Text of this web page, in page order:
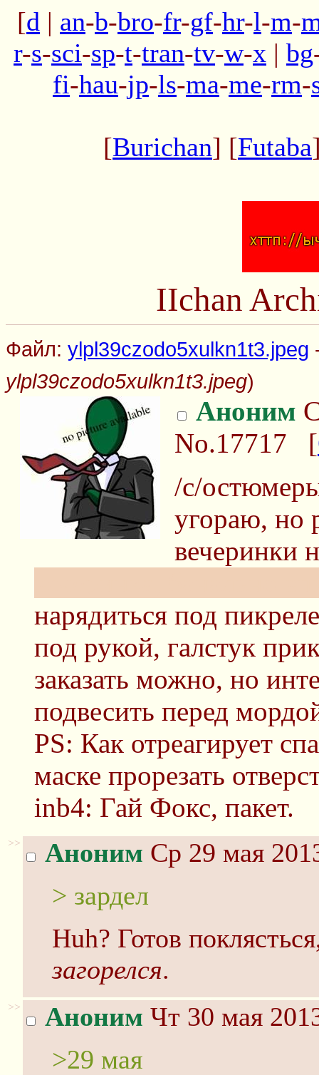
[d | an-b-bro-fr-gf-hr-l-m-
r-s-sci-sp-t-tran-tv-w-x | bg
fi-hau-jp-ls-ma-me-rm-
[Burichan] [Futaba
IIchan
Файл: ylpl39czodo5xulkn1t3.jpeg
ylpl39czodo5xulkn1t3.jpeg)
Аноним
No.17717 [
/c/
угораю, но
вечеринки
нарядиться под
под рукой, галстук
заказать можно, но
подвесить перед
PS: Как отреагирует
маске прорезать
inb4: Гай Фокс, пакет.
>> Аноним Ср 29 мая
> зардел
Huh? Готов
загорелся.
>> Аноним Чт 30 мая
>29 мая